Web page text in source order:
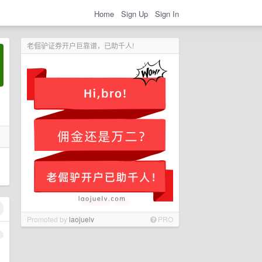
Home Sign Up Sign In
老倔驴证券开户巨靠谱，已助千人!
Promoted bylaojuelv PRO